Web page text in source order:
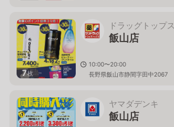
7枚
ドラッグトップス
飯山店
10:00〜20:00
長野県飯山市静間字田中2067
ヤマダデンキ
飯山店